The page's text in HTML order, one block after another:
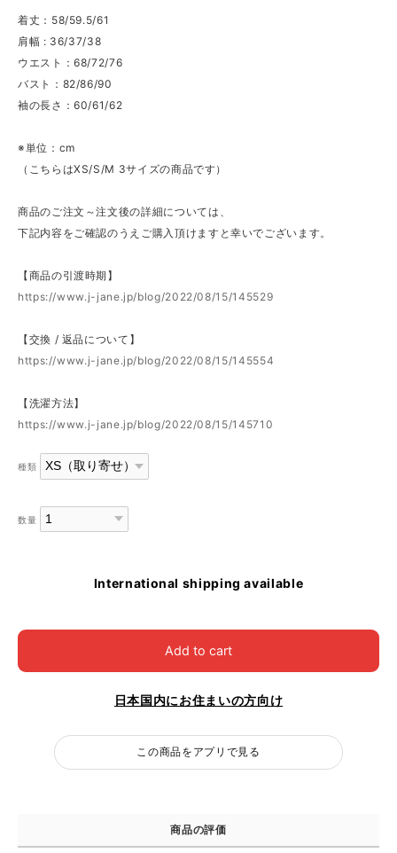
着丈：58/59.5/61
肩幅 : 36/37/38
ウエスト：68/72/76
バスト：82/86/90
袖の長さ：60/61/62
※単位：cm
（こちらはXS/S/M 3サイズの商品です）
商品のご注文～注文後の詳細については、
下記内容をご確認のうえご購入頂けますと幸いでございます。
【商品の引渡時期】
https://www.j-jane.jp/blog/2022/08/15/145529
【交換 / 返品について】
https://www.j-jane.jp/blog/2022/08/15/145554
【洗濯方法】
https://www.j-jane.jp/blog/2022/08/15/145710
種類
数量
International shipping available
Add to cart
日本国内にお住まいの方向け
この商品をアプリで見る
商品の評価